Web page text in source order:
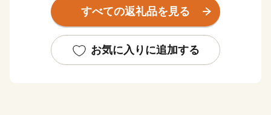
【ご注意】
おりません。
・お礼の品の写真はイメージです。
すべての返礼品を見る
お気に入りに追加する